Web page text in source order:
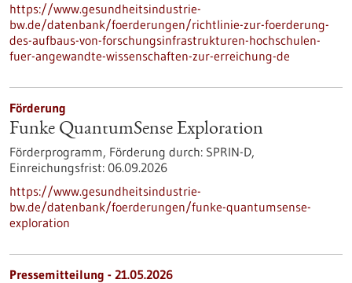
https://www.gesundheitsindustrie-
bw.de/datenbank/foerderungen/richtlinie-zur-foerderung-
des-aufbaus-von-forschungsinfrastrukturen-hochschulen-
fuer-angewandte-wissenschaften-zur-erreichung-de
Förderung
Funke QuantumSense Exploration
Förderprogramm, Förderung durch: SPRIN-D,
Einreichungsfrist: 06.09.2026
https://www.gesundheitsindustrie-
bw.de/datenbank/foerderungen/funke-quantumsense-
exploration
Pressemitteilung - 21.05.2026